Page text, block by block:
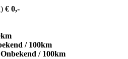
€ 0,-
/ 100km
Onbekend / 100km